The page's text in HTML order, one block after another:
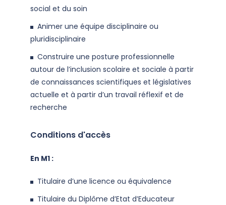
social et du soin
Animer une équipe disciplinaire ou
pluridisciplinaire
Construire une posture professionnelle
autour de l’inclusion scolaire et sociale à partir
de connaissances scientifiques et législatives
actuelle et à partir d’un travail réflexif et de
recherche
Conditions d'accès
En M1 :
Titulaire d’une licence ou équivalence
Titulaire du Diplôme d’Etat d’Educateur